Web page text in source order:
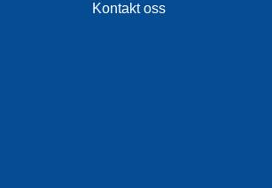
Kontakt oss